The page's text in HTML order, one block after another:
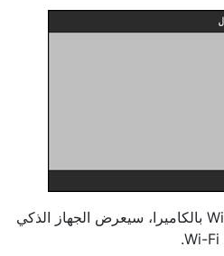
بعد إنشاء اتصال Wi-Fi بالكاميرا، سيعرض الجهاز الذكي